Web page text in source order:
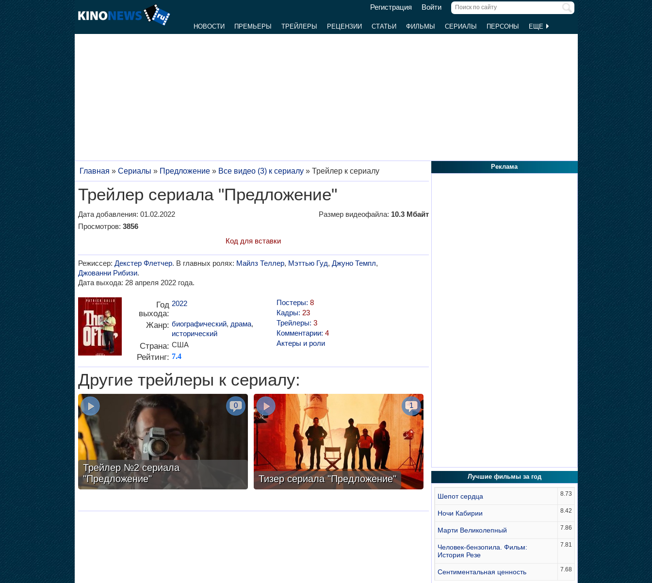
Регистрация Войти
НОВОСТИ ПРЕМЬЕРЫ ТРЕЙЛЕРЫ РЕЦЕНЗИИ СТАТЬИ ФИЛЬМЫ СЕРИАЛЫ ПЕРСОНЫ ЕЩЕ
Главная » Сериалы » Предложение» Все видео (3) к сериалу» Трейлер к сериалу
Трейлер сериала "Предложение"
Дата добавления: 01.02.2022 Размер видеофайла: 10.3 Мбайт
Просмотров: 3856
Код для вставки
Режиссер: Декстер Флетчер. В главных ролях: Майлз Теллер, Мэттью Гуд, Джуно Темпл,
Джованни Рибизи.
Дата выхода: 28 апреля 2022 года.
Год
выхода:
2022
Жанр: биографический, драма,
исторический
Страна: США
Рейтинг: 7.4
Постеры: 8
Кадры: 23
Трейлеры: 3
Комментарии: 4
Актеры и роли
Другие трейлеры к сериалу:
Трейлер №2 сериала
"Предложение"
0
Тизер сериала "Предложение"
1
Реклама
Лучшие фильмы за год
Шепот сердца 8.73
Ночи Кабирии 8.42
Марти Великолепный 7.86
Человек-бензопила. Фильм:
История Резе
7.81
Сентиментальная ценность 7.68